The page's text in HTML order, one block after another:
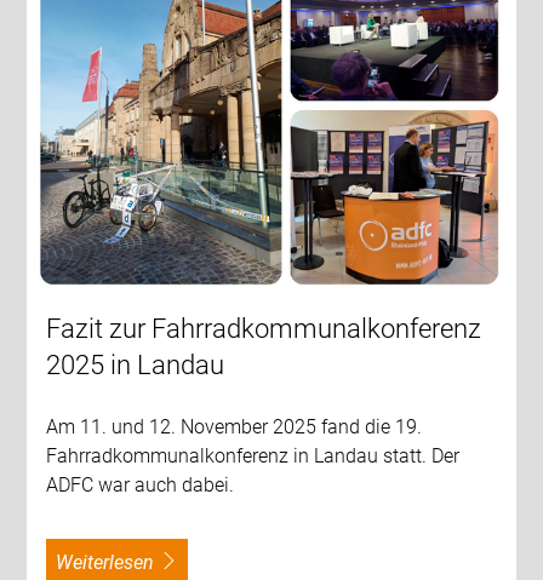
Fazit zur Fahrradkommunalkonferenz
2025 in Landau
Am 11. und 12. November 2025 fand die 19.
Fahrradkommunalkonferenz in Landau statt. Der
ADFC war auch dabei.
weiterlesen